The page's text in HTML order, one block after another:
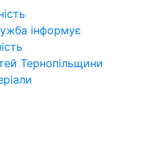
інформує
Тернопільщини